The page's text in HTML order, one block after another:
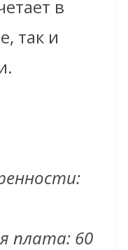
в
так и
плата: 60